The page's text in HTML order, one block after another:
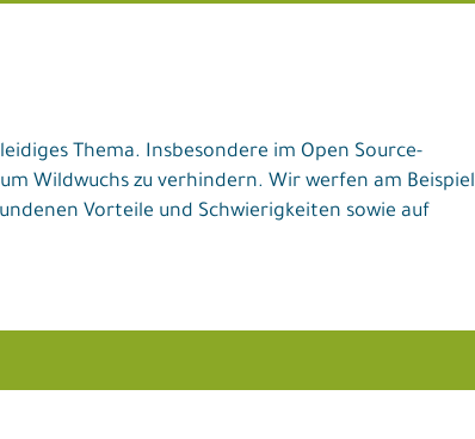
Thema. Insbesondere im Open Source-
Wildwuchs zu verhindern. Wir werfen am Beispiel
Vorteile und Schwierigkeiten sowie auf